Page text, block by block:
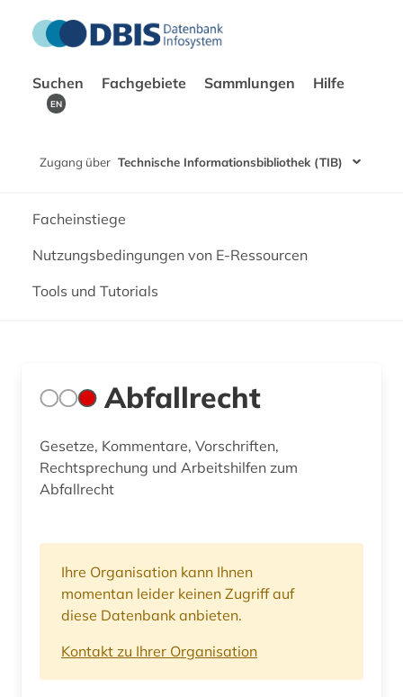
Suchen Fachgebiete Sammlungen Hilfe
EN
Zugang über Technische Informationsbibliothek (TIB)
Facheinstiege
Nutzungsbedingungen von E-Ressourcen
Tools und Tutorials
Abfallrecht
Gesetze, Kommentare, Vorschriften,
Rechtsprechung und Arbeitshilfen zum
Abfallrecht
Ihre Organisation kann Ihnen
momentan leider keinen Zugriff auf
diese Datenbank anbieten.
Kontakt zu Ihrer Organisation